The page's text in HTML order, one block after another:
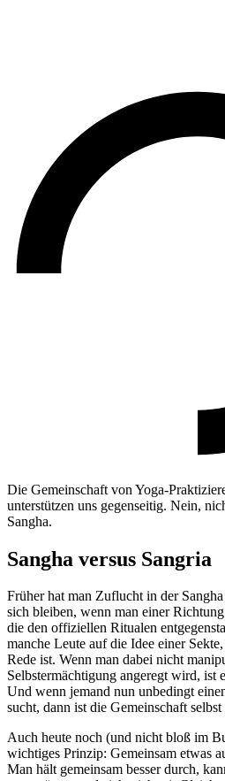
Die Gemeinschaft von Yoga-
unterstützen uns gegenseitig. Nein,
Sangha.
Sangha versus Sangria
Früher hat man Zuflucht in der
sich bleiben, wenn man einer
die den offiziellen Ritualen
manche Leute auf die Idee einer
Rede ist. Wenn man dabei nicht
Selbstermächtigung angeregt wird, ist
Und wenn jemand nun unbedingt
sucht, dann ist die Gemeinschaft
Auch heute noch (und nicht bloß im
wichtiges Prinzip: Gemeinsam etwas
Man hält gemeinsam besser durch,